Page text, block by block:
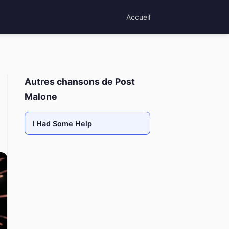
Accueil
Autres chansons de Post
Malone
I Had Some Help